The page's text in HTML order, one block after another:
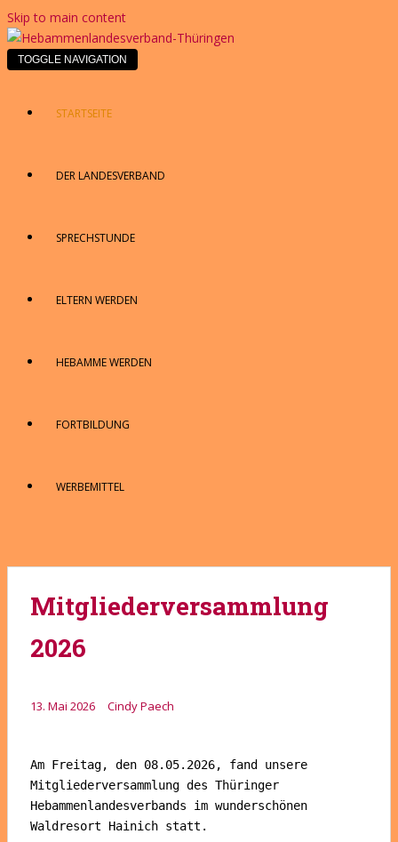
Skip to main content
TOGGLE NAVIGATION
STARTSEITE
DER LANDESVERBAND
SPRECHSTUNDE
ELTERN WERDEN
HEBAMME WERDEN
FORTBILDUNG
WERBEMITTEL
Mitgliederversammlung
2026
13. Mai 2026 Cindy Paech
Am Freitag, den 08.05.2026, fand unsere
Mitgliederversammlung des Thüringer
Hebammenlandesverbands im wunderschönen
Waldresort Hainich statt.